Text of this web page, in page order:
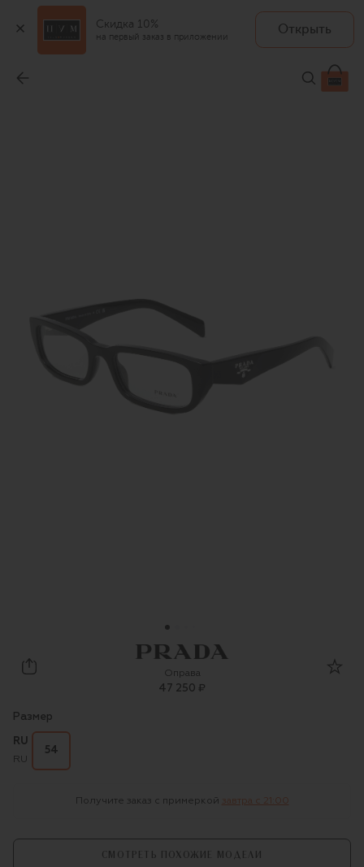
Скидка 10%
на первый заказ в приложении
Открыть
Prada
Оправа
47 250 ₽
Размер
RU
RU
54
Получите заказ с примеркой завтра c 21:00
СМОТРЕТЬ ПОХОЖИЕ МОДЕЛИ